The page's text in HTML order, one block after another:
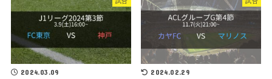
2024.03.09 2024.02.29